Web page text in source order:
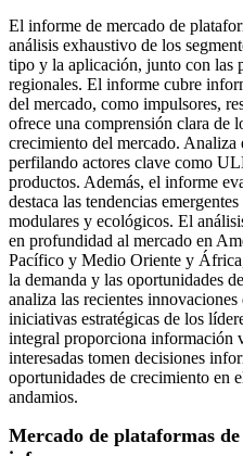
El informe de mercado de
análisis exhaustivo de los
tipo y la aplicación, junto con las
regionales. El informe cubre
del mercado, como impulsores,
ofrece una comprensión clara de
crecimiento del mercado. Analiza
perfilando actores clave como
productos. Además, el informe
destaca las tendencias
modulares y ecológicos. El
en profundidad al mercado en
Pacífico y Medio Oriente y
la demanda y las oportunidades
analiza las recientes
iniciativas estratégicas de los
integral proporciona información
interesadas tomen decisiones
oportunidades de crecimiento en
andamios.
Mercado de plataformas